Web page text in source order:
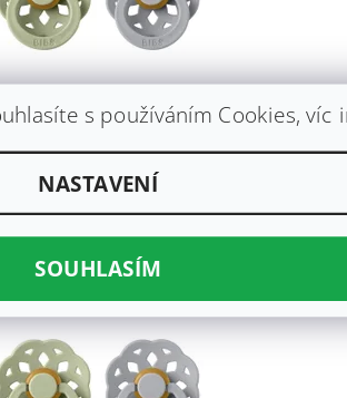
s používáním Cookies,
NASTAVENÍ
SOUHLASÍM